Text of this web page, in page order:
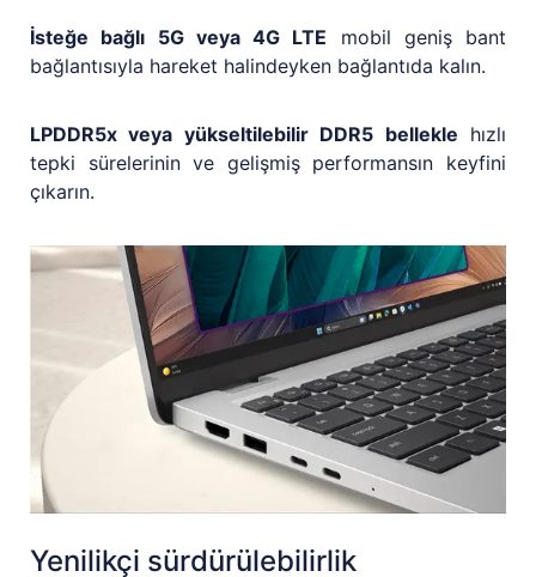
İsteğe bağlı 5G veya 4G LTE mobil geniş bant
bağlantısıyla hareket halindeyken bağlantıda kalın.
LPDDR5x veya yükseltilebilir DDR5 bellekle hızlı
tepki sürelerinin ve gelişmiş performansın keyfini
çıkarın.
Yenilikçi sürdürülebilirlik